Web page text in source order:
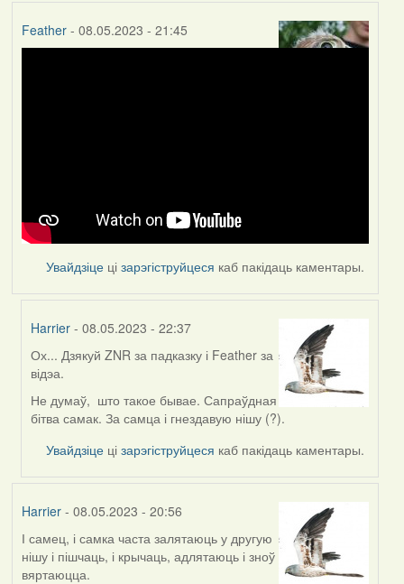
Feather- 08.05.2023 - 21:45
Увайдзіце цізарэгіструйцеся каб пакідаць каментары.
Harrier - 08.05.2023 - 22:37
In
reply
to
by
Ох... Дзякуй ZNR за падказку і Feather за
відэа.
Не думаў, што такое бывае. Сапраўдная
бітва самак. За самца і гнездавую нішу (?).
Увайдзіце цізарэгіструйцеся каб пакідаць каментары.
Harrier- 08.05.2023 - 20:56
І самец, і самка часта залятаюць у другую
нішу і пішчаць, і крычаць, адлятаюць і зноў
вяртаюцца.